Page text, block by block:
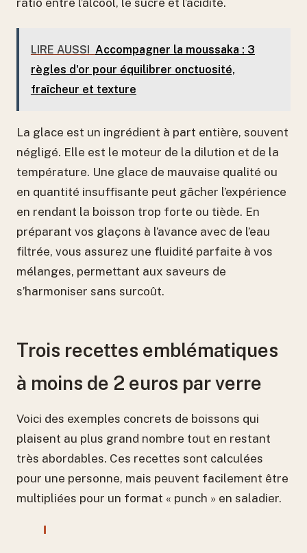
ratio entre l’alcool, le sucre et l’acidité.
LIRE AUSSI
Accompagner la moussaka : 3
règles d'or pour équilibrer onctuosité,
fraîcheur et texture
La glace est un ingrédient à part entière, souvent
négligé. Elle est le moteur de la dilution et de la
température. Une glace de mauvaise qualité ou
en quantité insuffisante peut gâcher l’expérience
en rendant la boisson trop forte ou tiède. En
préparant vos glaçons à l’avance avec de l’eau
filtrée, vous assurez une fluidité parfaite à vos
mélanges, permettant aux saveurs de
s’harmoniser sans surcoût.
Trois recettes emblématiques
à moins de 2 euros par verre
Voici des exemples concrets de boissons qui
plaisent au plus grand nombre tout en restant
très abordables. Ces recettes sont calculées
pour une personne, mais peuvent facilement être
multipliées pour un format « punch » en saladier.